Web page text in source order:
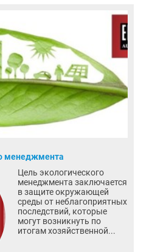
менеджмента
Цель экологического
менеджмента заключается
в защите окружающей
среды от неблагоприятных
последствий, которые
могут возникнуть по
итогам хозяйственной...